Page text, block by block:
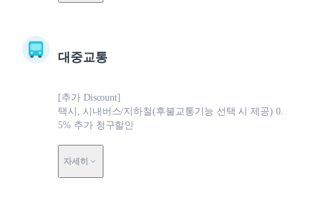
대중교통
[추가 Discount]
택시, 시내버스/지하철(후불교통기능 선택 시 제공) 0.
5% 추가 청구할인
자세히